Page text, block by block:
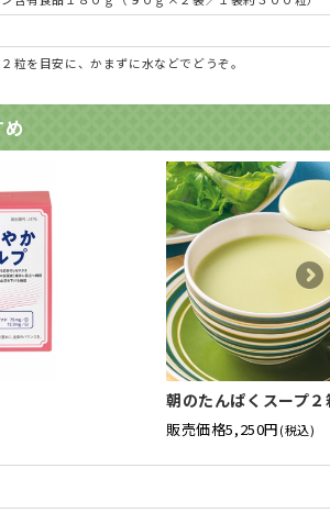
粒を目安に、かまずに水などでどうぞ。
朝のたんぱくスープ２
販売価格5,250円(税込)